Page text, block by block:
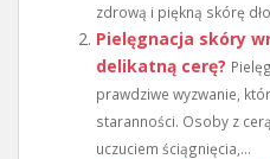
zdrową i piękną skórę
Pielęgnacja skóry
delikatną cerę?
prawdziwe wyzwanie,
staranności. Osoby z
uczuciem ściągnięcia,...